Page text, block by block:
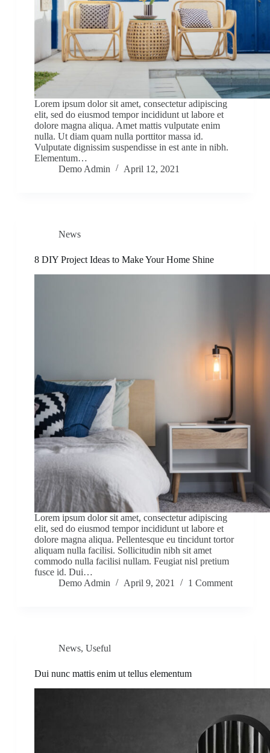
Lorem ipsum dolor sit amet, consectetur adipiscing
elit, sed do eiusmod tempor incididunt ut labore et
dolore magna aliqua. Amet mattis vulputate enim
nulla. Ut diam quam nulla porttitor massa id.
Vulputate dignissim suspendisse in est ante in nibh.
Elementum…
Demo Admin
April 12, 2021
News
8 DIY Project Ideas to Make Your Home Shine
Lorem ipsum dolor sit amet, consectetur adipiscing
elit, sed do eiusmod tempor incididunt ut labore et
dolore magna aliqua. Pellentesque eu tincidunt tortor
aliquam nulla facilisi. Sollicitudin nibh sit amet
commodo nulla facilisi nullam. Feugiat nisl pretium
fusce id. Dui…
Demo Admin
April 9, 2021 1 Comment
News, Useful
Dui nunc mattis enim ut tellus elementum